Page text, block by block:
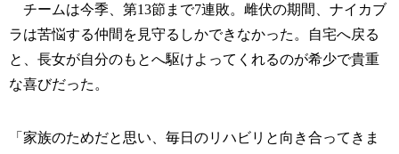
チームは今季、第13節まで7連敗。雌伏の期間、ナイカブ
ラは苦悩する仲間を見守るしかできなかった。自宅へ戻る
と、長女が自分のもとへ駆けよってくれるのが希少で貴重
な喜びだった。
「家族のためだと思い、毎日のリハビリと向き合ってきま